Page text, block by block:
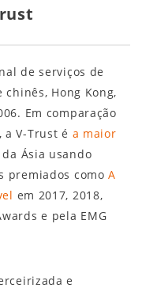
de serviços de
Hong Kong,
Em comparação
V-Trust é a maior
da Ásia usando
premiados comoA
em 2017, 2018,
e pela EMG
e